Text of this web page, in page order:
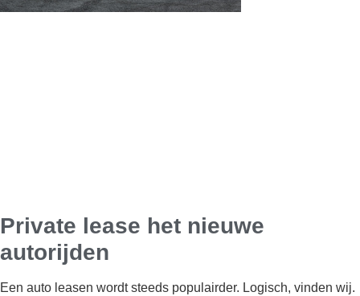
Private lease het nieuwe
autorijden
Een auto leasen wordt steeds populairder. Logisch, vinden wij.